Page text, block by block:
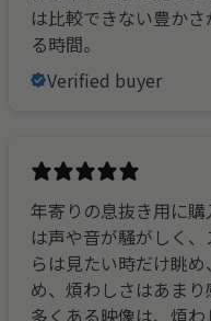
は比較できない豊かさがあります
る時間。
Verified buyer
年寄りの息抜き用に
は声や音が騒がしく
らは見たい時だけ眺
め、煩わしさはあま
多くある映像は、煩